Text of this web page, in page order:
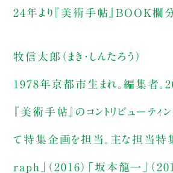
24年より『美術手帖』BOOK欄
牧信太郎（まき・しんたろう）
1978年京都市生まれ。編集者。
『美術手帖』のコントリビューティ
て特集企画を担当。主な担当
raph」（2016）「坂本龍一」（